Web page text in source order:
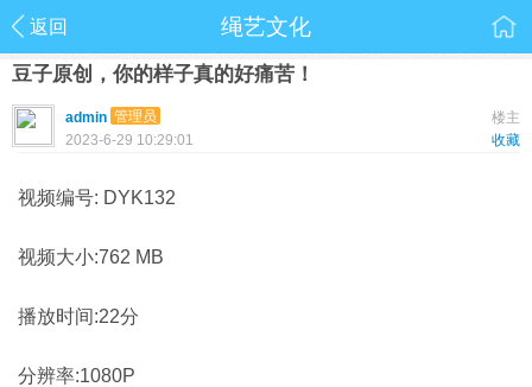
返回 绳艺文化
豆子原创，你的样子真的好痛苦！
楼主
admin 管理员
收藏
2023-6-29 10:29:01
视频编号: DYK132
视频大小:762 MB
播放时间:22分
分辨率:1080P